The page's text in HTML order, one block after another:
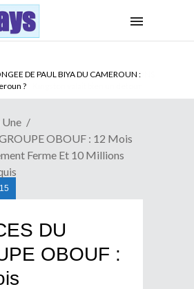
DE PAUL BIYA DU CAMEROUN :
?
Une
OBOUF : 12 Mois
Ferme Et 10 Millions
DU
OBOUF :